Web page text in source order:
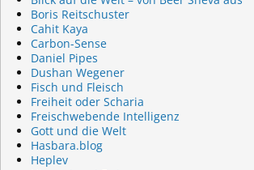
Boris Reitschuster
Cahit Kaya
Carbon-Sense
Daniel Pipes
Dushan Wegener
Fisch und Fleisch
Freiheit oder Scharia
Freischwebende Intelligenz
Gott und die Welt
Hasbara.blog
Heplev